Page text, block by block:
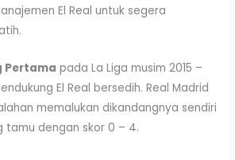
El Real untuk segera
Pertama pada La Liga musim 2015 –
El Real bersedih. Real Madrid
memalukan dikandangnya sendiri
tamu dengan skor 0 – 4.